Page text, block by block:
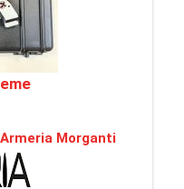
Armeria Morganti